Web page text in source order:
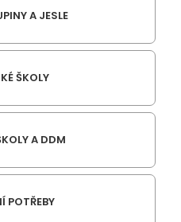
A JESLE
ŠKOLY
A DDM
POTŘEBY